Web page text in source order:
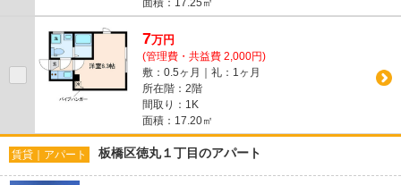
面積：17.25㎡
7万円
(管理費・共益費 2,000円)
敷：0.5ヶ月｜礼：1ヶ月
所在階：2階
間取り：1K
面積：17.20㎡
賃貸｜アパート 板橋区徳丸１丁目のアパート